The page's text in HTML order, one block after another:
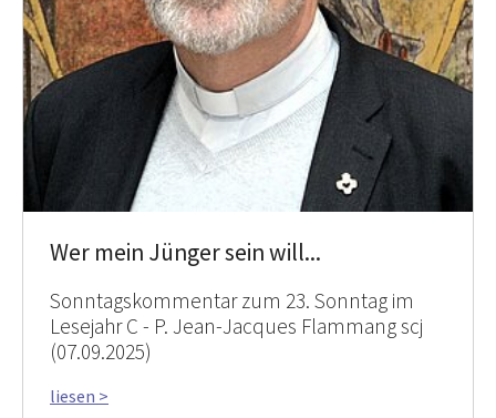
Wer mein Jünger sein will...
Sonntagskommentar zum 23. Sonntag im
Lesejahr C - P. Jean-Jacques Flammang scj
(07.09.2025)
liesen >